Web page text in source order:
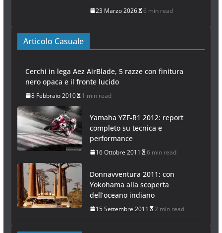
23 Marzo 2026 6 min read
Articolo Casuale
Cerchi in lega Aez AirBlade, 5 razze con finitura
nero opaca e il fronte lucido
8 Febbraio 2010 1 min read
Yamaha YZF-R1 2012: report
completo su tecnica e
performance
16 Ottobre 2011 6 min read
Donnavventura 2011: con
Yokohama alla scoperta
dell’oceano indiano
15 Settembre 2011 2 min read